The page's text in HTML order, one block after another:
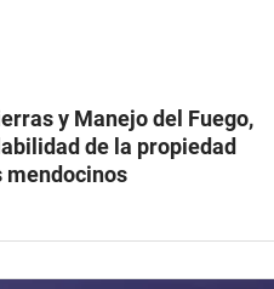
y Manejo del Fuego,
de la propiedad
mendocinos